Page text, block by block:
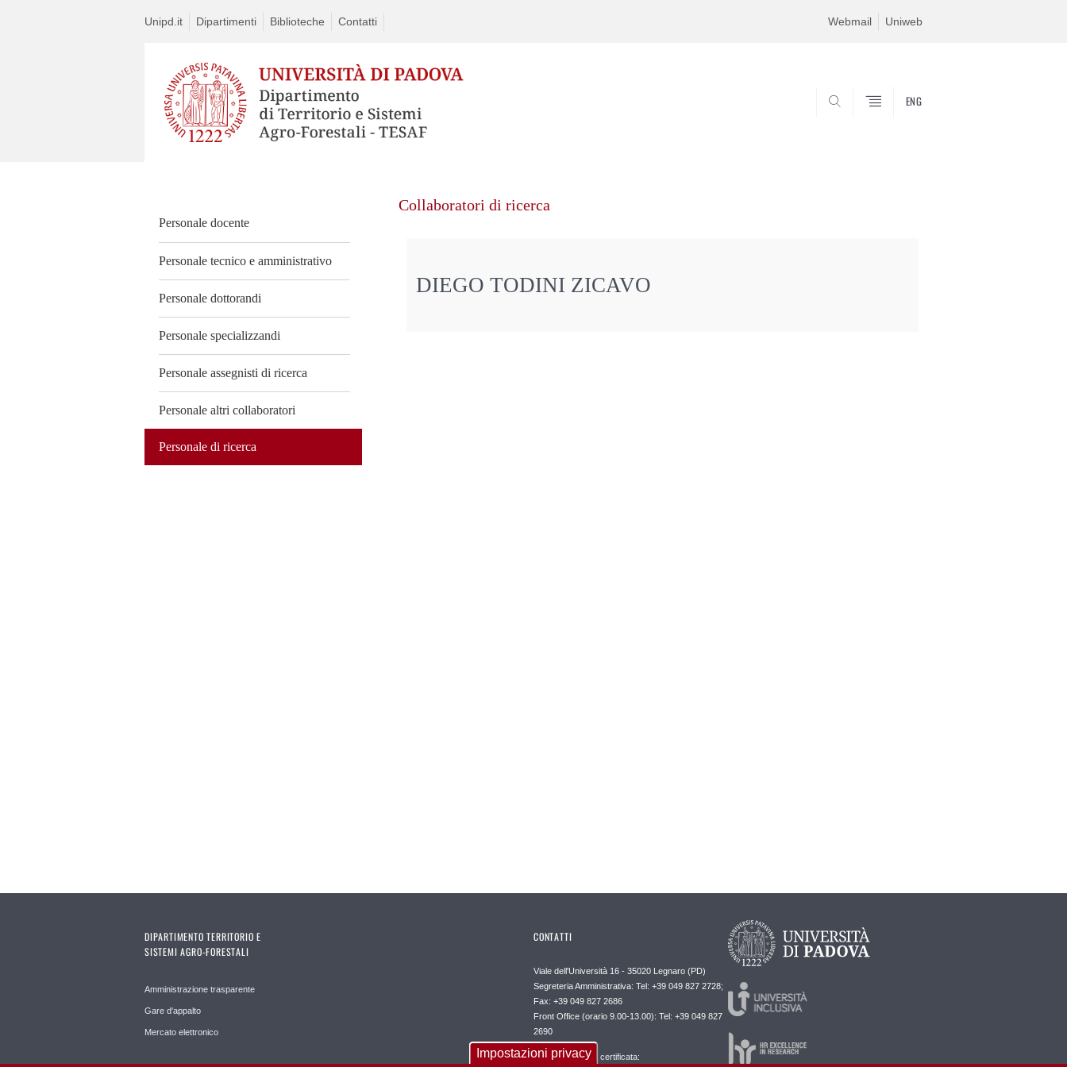
Unipd.it Dipartimenti Biblioteche Contatti Webmail Uniweb
ENG
Personale docente
Personale tecnico e amministrativo
Personale dottorandi
Personale specializzandi
Personale assegnisti di ricerca
Personale altri collaboratori
Personale di ricerca
Collaboratori di ricerca
DIEGO TODINI ZICAVO
DIPARTIMENTO TERRITORIO E
SISTEMI AGRO-FORESTALI
Amministrazione trasparente
Gare d'appalto
Mercato elettronico
CONTATTI
Viale dell'Università 16 - 35020 Legnaro (PD)
Segreteria Amministrativa: Tel: +39 049 827 2728;
Fax: +39 049 827 2686
Front Office (orario 9.00-13.00): Tel: +39 049 827
2690
Posta elettronica certificata:
Impostazioni privacy